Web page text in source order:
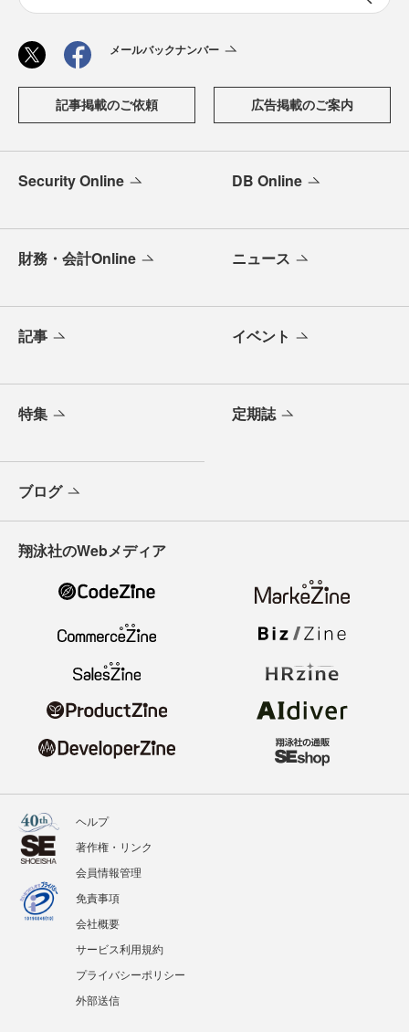
メールバックナンバー
記事掲載のご依頼 広告掲載のご案内
Security Online DB Online
財務・会計Online ニュース
記事 イベント
特集 定期誌
ブログ
翔泳社のWebメディア
ヘルプ
著作権・リンク
会員情報管理
免責事項
会社概要
サービス利用規約
プライバシーポリシー
外部送信